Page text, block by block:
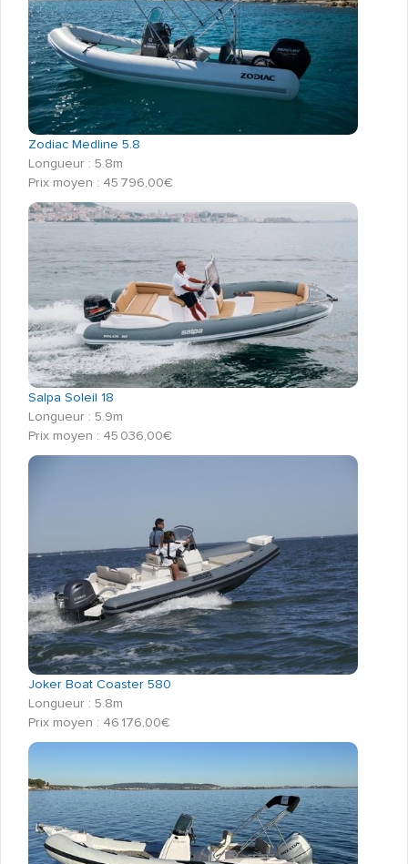
Zodiac Medline 5.8
Longueur : 5.8m
Prix moyen : 45 796,00€
Salpa Soleil 18
Longueur : 5.9m
Prix moyen : 45 036,00€
Joker Boat Coaster 580
Longueur : 5.8m
Prix moyen : 46 176,00€